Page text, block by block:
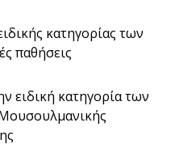
κατηγορίας των
παθήσεις
ειδική κατηγορία των